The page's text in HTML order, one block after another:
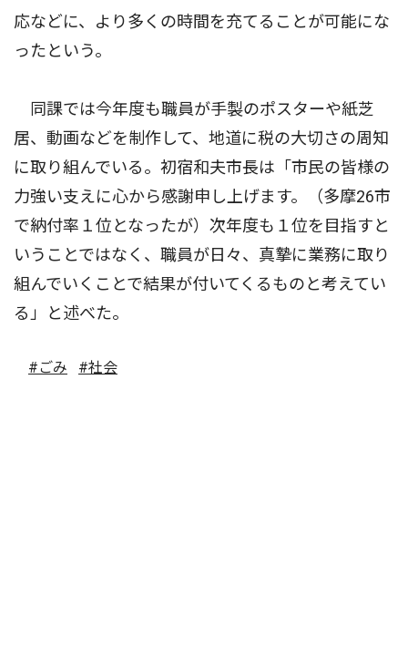
応などに、より多くの時間を充てることが可能にな
ったという。
同課では今年度も職員が手製のポスターや紙芝
居、動画などを制作して、地道に税の大切さの周知
に取り組んでいる。初宿和夫市長は「市民の皆様の
力強い支えに心から感謝申し上げます。（多摩26市
で納付率１位となったが）次年度も１位を目指すと
いうことではなく、職員が日々、真摯に業務に取り
組んでいくことで結果が付いてくるものと考えてい
る」と述べた。
#ごみ #社会